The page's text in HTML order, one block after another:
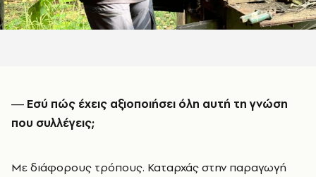
― Εσύ πώς έχεις αξιοποιήσει όλη αυτή τη γνώση
που συλλέγεις;
Με διάφορους τρόπους. Καταρχάς στην παραγωγή